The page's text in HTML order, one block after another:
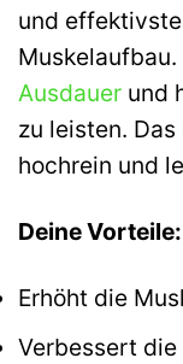
und
Ausdauer und
zu leisten.
hochrein und
Deine Vorteile:
Erhöht die
Verbessert